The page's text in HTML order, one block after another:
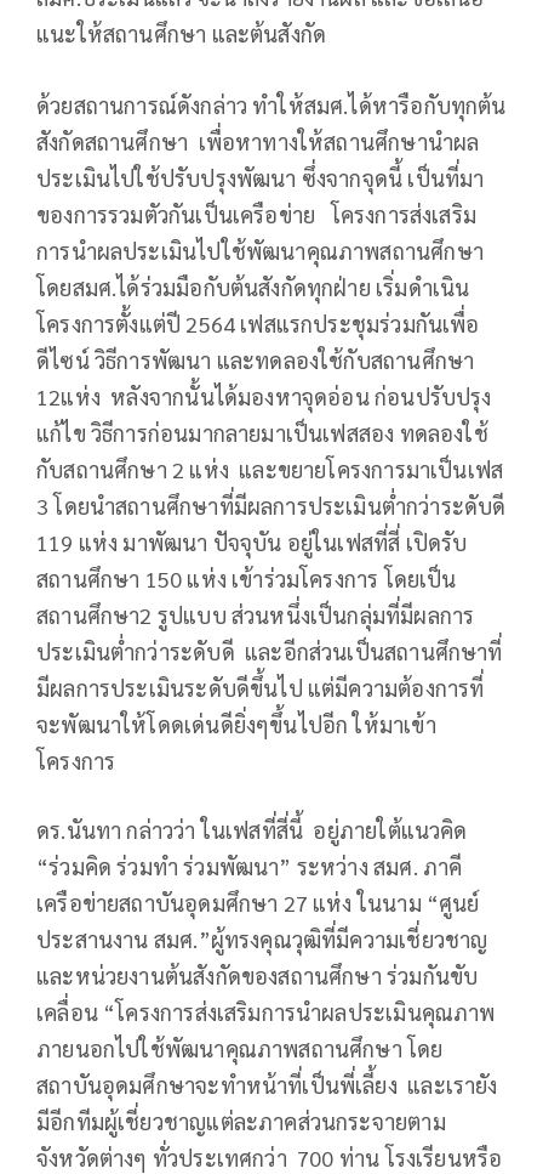
แนะให้สถานศึกษา และต้นสังกัด
ด้วยสถานการณ์ดังกล่าว ทำให้สมศ.ได้หารือกับทุกต้น
สังกัดสถานศึกษา เพื่อหาทางให้สถานศึกษานำผล
ประเมินไปใช้ปรับปรุงพัฒนา ซึ่งจากจุดนี้ เป็นที่มา
ของการรวมตัวกันเป็นเครือข่าย โครงการส่งเสริม
การนำผลประเมินไปใช้พัฒนาคุณภาพสถานศึกษา
โดยสมศ.ได้ร่วมมือกับต้นสังกัดทุกฝ่าย เริ่มดำเนิน
โครงการตั้งแต่ปี 2564 เฟสแรกประชุมร่วมกันเพื่อ
ดีไซน์ วิธีการพัฒนา และทดลองใช้กับสถานศึกษา
12แห่ง หลังจากนั้นได้มองหาจุดอ่อน ก่อนปรับปรุง
แก้ไข วิธีการก่อนมากลายมาเป็นเฟสสอง ทดลองใช้
กับสถานศึกษา 2 แห่ง และขยายโครงการมาเป็นเฟส
3 โดยนำสถานศึกษาที่มีผลการประเมินต่ำกว่าระดับดี
119 แห่ง มาพัฒนา ปัจจุบัน อยู่ในเฟสที่สี่ เปิดรับ
สถานศึกษา 150 แห่ง เข้าร่วมโครงการ โดยเป็น
สถานศึกษา2 รูปแบบ ส่วนหนึ่งเป็นกลุ่มที่มีผลการ
ประเมินต่ำกว่าระดับดี และอีกส่วนเป็นสถานศึกษาที่
มีผลการประเมินระดับดีขึ้นไป แต่มีความต้องการที่
จะพัฒนาให้โดดเด่นดียิ่งๆขึ้นไปอีก ให้มาเข้า
โครงการ
ดร.นันทา กล่าวว่า ในเฟสที่สี่นี้ อยู่ภายใต้แนวคิด
“ร่วมคิด ร่วมทำ ร่วมพัฒนา” ระหว่าง สมศ. ภาคี
เครือข่ายสถาบันอุดมศึกษา 27 แห่ง ในนาม “ศูนย์
ประสานงาน สมศ.”ผู้ทรงคุณวุฒิที่มีความเชี่ยวชาญ
และหน่วยงานต้นสังกัดของสถานศึกษา ร่วมกันขับ
เคลื่อน “โครงการส่งเสริมการนำผลประเมินคุณภาพ
ภายนอกไปใช้พัฒนาคุณภาพสถานศึกษา โดย
สถาบันอุดมศึกษาจะทำหน้าที่เป็นพี่เลี้ยง และเรายัง
มีอีกทีมผู้เชี่ยวชาญแต่ละภาคส่วนกระจายตาม
จังหวัดต่างๆ ทั่วประเทศกว่า 700 ท่าน โรงเรียนหรือ